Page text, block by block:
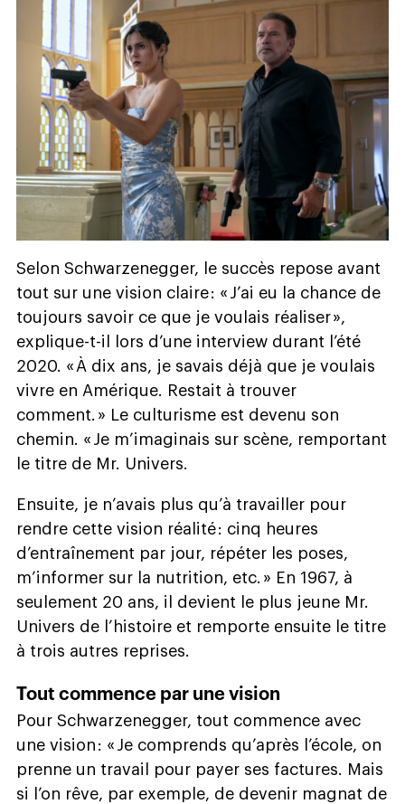
Selon Schwarzenegger, le succès repose avant
tout sur une vision claire : « J’ai eu la chance de
toujours savoir ce que je voulais réaliser »,
explique-t-il lors d’une interview durant l’été
2020. « À dix ans, je savais déjà que je voulais
vivre en Amérique. Restait à trouver
comment. » Le culturisme est devenu son
chemin. « Je m’imaginais sur scène, remportant
le titre de Mr. Univers.
Ensuite, je n’avais plus qu’à travailler pour
rendre cette vision réalité : cinq heures
d’entraînement par jour, répéter les poses,
m’informer sur la nutrition, etc. » En 1967, à
seulement 20 ans, il devient le plus jeune Mr.
Univers de l’histoire et remporte ensuite le titre
à trois autres reprises.
Tout commence par une vision
Pour Schwarzenegger, tout commence avec
une vision : « Je comprends qu’après l’école, on
prenne un travail pour payer ses factures. Mais
si l’on rêve, par exemple, de devenir magnat de